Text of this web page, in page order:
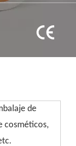
de
cosméticos,